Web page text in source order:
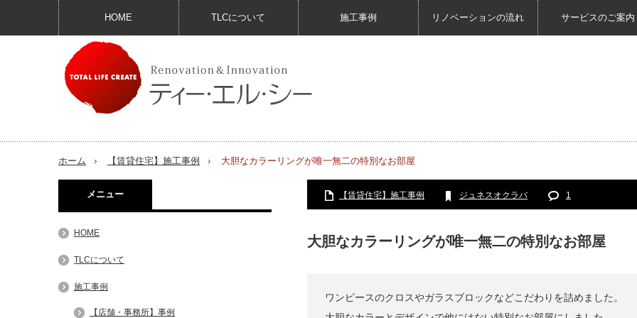
HOME TLCについて 施工事例 リノベーションの流れ サービスのご案内
ホーム 【賃貸住宅】施工事例 大胆なカラーリングが唯一無二の特別なお部屋
【賃貸住宅】施工事例 ジュネスオクラバ 1
大胆なカラーリングが唯一無二の特別なお部屋
ワンピースのクロスやガラスブロックなどこだわりを詰めました。
メニュー
HOME
TLCについて
施工事例
【店舗・事務所】事例